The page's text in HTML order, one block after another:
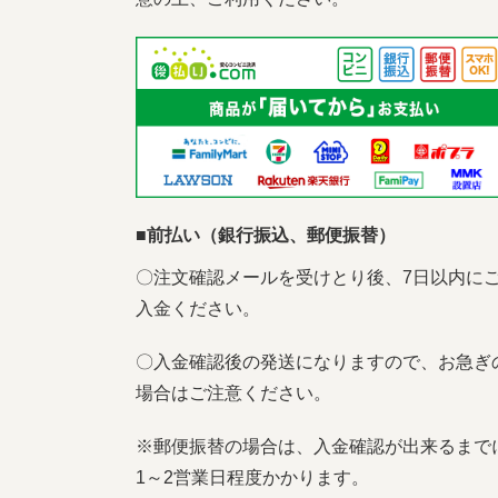
■前払い（銀行振込、郵便振替）
〇注文確認メールを受けとり後、7日以内に
入金ください。
〇入金確認後の発送になりますので、お急ぎ
場合はご注意ください。
※郵便振替の場合は、入金確認が出来るまで
1～2営業日程度かかります。